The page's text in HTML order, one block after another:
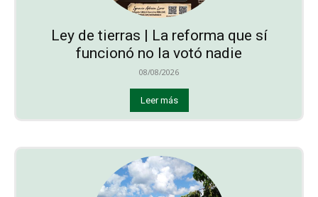
Ley de tierras | La reforma que sí
funcionó no la votó nadie
08/08/2026
Leer más